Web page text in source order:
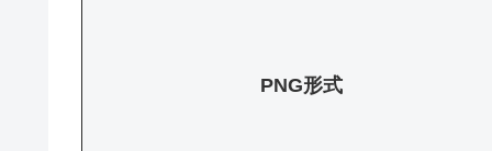
PNG形式